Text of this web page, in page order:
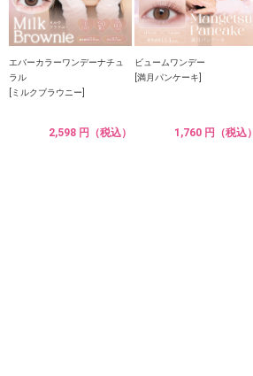
エバーカラーワンデーナチュ
ラル
[ミルクブラウニー]
2,598 円（税込）
ビュームワンデー
[満月パンケーキ]
1,760 円（税込）